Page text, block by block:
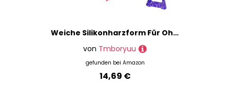
Weiche Silikonharzform Für Ohrringe Rack Ohrring Aufbewahrungsständer Herstellung Form Epoxidharz Schmuck Organisatoren Kleiderhandwerk
von Tmboryuu
gefunden bei Amazon
14,69 €